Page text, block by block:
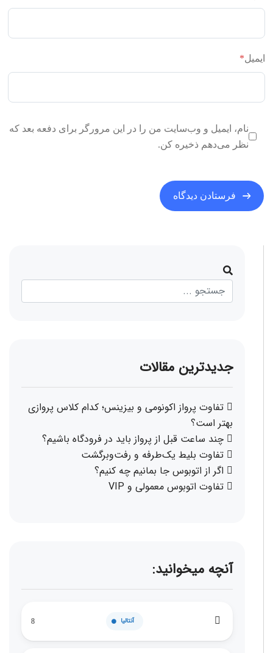
ایمیل*
نام، ایمیل و وب‌سایت من را در این مرورگر برای دفعه بعد که
نظر می‌دهم ذخیره کن.
جدیدترین مقالات
تفاوت پرواز اکونومی و بیزینس؛ کدام کلاس پروازی
بهتر است؟
چند ساعت قبل از پرواز باید در فرودگاه باشیم؟
تفاوت بلیط یک‌طرفه و رفت‌وبرگشت
اگر از اتوبوس جا بمانیم چه کنیم؟
تفاوت اتوبوس معمولی و VIP
آنچه میخوانید:
آنتالیا 8